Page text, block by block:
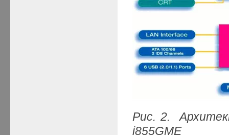
Рис. 2.
i855GME